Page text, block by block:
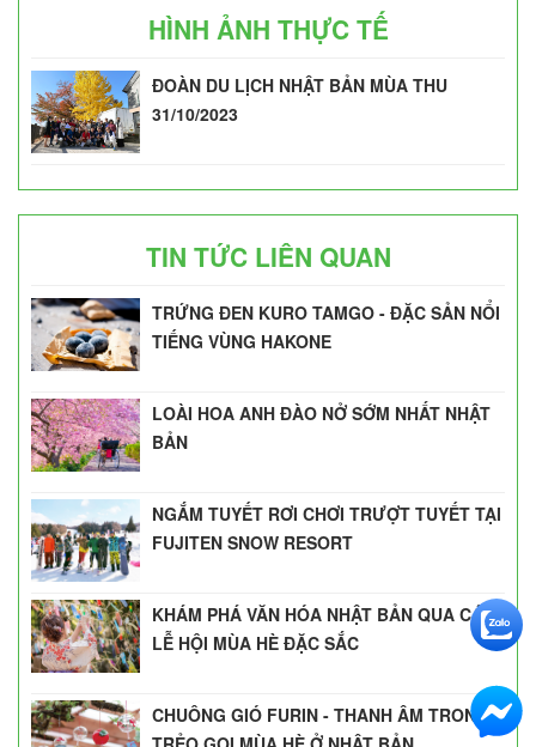
HÌNH ẢNH THỰC TẾ
ĐOÀN DU LỊCH NHẬT BẢN MÙA THU
31/10/2023
TIN TỨC LIÊN QUAN
TRỨNG ĐEN KURO TAMGO - ĐẶC SẢN NỔI
TIẾNG VÙNG HAKONE
LOÀI HOA ANH ĐÀO NỞ SỚM NHẤT NHẬT
BẢN
NGẮM TUYẾT RƠI CHƠI TRƯỢT TUYẾT TẠI
FUJITEN SNOW RESORT
KHÁM PHÁ VĂN HÓA NHẬT BẢN QUA CÁC
LỄ HỘI MÙA HÈ ĐẶC SẮC
CHUÔNG GIÓ FURIN - THANH ÂM TRONG